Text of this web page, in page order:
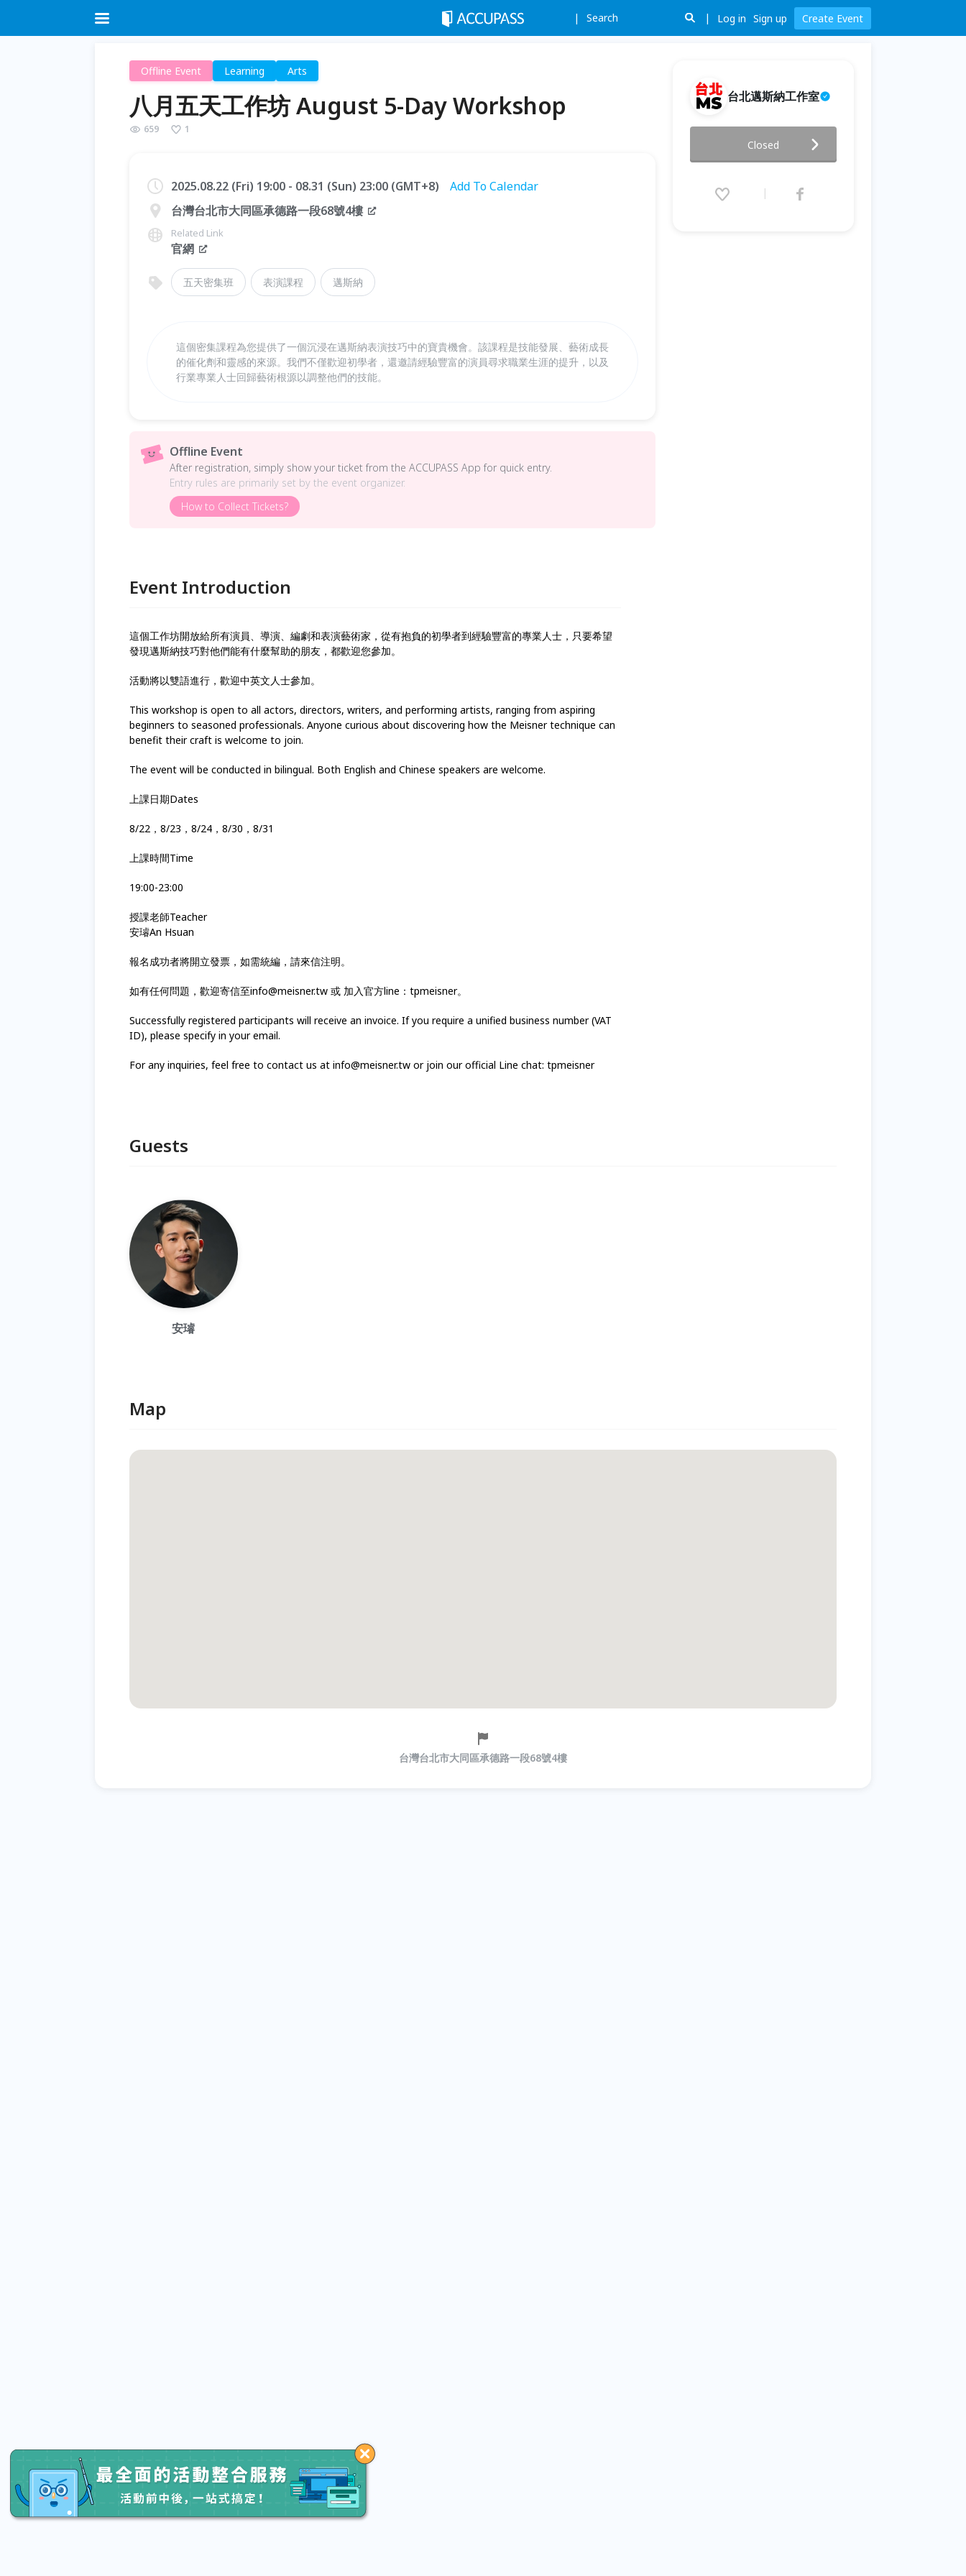
Search Log in Sign up Create Event
Offline Event Learning Arts
八月五天工作坊 August 5-Day Workshop
659 1
2025.08.22 (Fri) 19:00 - 08.31 (Sun) 23:00 (GMT+8)
Add To Calendar
台灣台北市大同區承德路一段68號4樓
Related Link
官網
五天密集班 表演課程 邁斯納
這個密集課程為您提供了一個沉浸在邁斯納表演技巧中的寶貴機會。該課程是技能發展、藝術成長
的催化劑和靈感的來源。我們不僅歡迎初學者，還邀請經驗豐富的演員尋求職業生涯的提升，以及
行業專業人士回歸藝術根源以調整他們的技能。
Offline Event
After registration, simply show your ticket from the ACCUPASS App for quick entry.
Entry rules are primarily set by the event organizer.
How to Collect Tickets?
Event Introduction
這個工作坊開放給所有演員、導演、編劇和表演藝術家，從有抱負的初學者到經驗豐富的專業人士，只要希望
發現邁斯納技巧對他們能有什麼幫助的朋友，都歡迎您參加。
活動將以雙語進行，歡迎中英文人士參加。
This workshop is open to all actors, directors, writers, and performing artists, ranging from aspiring
beginners to seasoned professionals. Anyone curious about discovering how the Meisner technique can
benefit their craft is welcome to join.
The event will be conducted in bilingual. Both English and Chinese speakers are welcome.
上課日期Dates
8/22，8/23，8/24，8/30，8/31
上課時間Time
19:00-23:00
授課老師Teacher
安璿An Hsuan
報名成功者將開立發票，如需統編，請來信注明。
如有任何問題，歡迎寄信至info@meisner.tw 或 加入官方line：tpmeisner。
Successfully registered participants will receive an invoice. If you require a unified business number (VAT
ID), please specify in your email.
For any inquiries, feel free to contact us at info@meisner.tw or join our official Line chat: tpmeisner
台北邁斯納工作室
2025.08.22 (Fri) 19:00 - 08.31
Closed
Guests
安璿
Map
台灣台北市大同區承德路一段68號4樓